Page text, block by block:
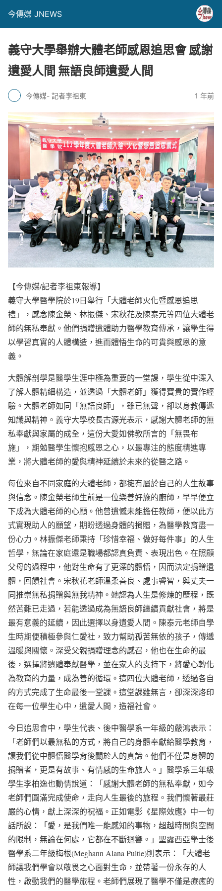
今傳媒 JNEWS
義守大學舉辦大體老師感恩追思會 感謝
遺愛人間 無語良師遺愛人間
今傳媒- 記者李祖東 1 年前
【今傳媒/記者李祖東報導】
義守大學醫學院於19日舉行「大體老師火化暨感恩追思
禮」，感念陳金榮、林振傑、宋秋花及陳泰元等四位大體老
師的無私奉獻。他們捐贈遺體助力醫學教育傳承，讓學生得
以學習真實的人體構造，進而體悟生命的可貴與感恩的意
義。
大體解剖學是醫學生涯中極為重要的一堂課，學生從中深入
了解人體精細構造，並透過「大體老師」獲得寶貴的實作經
驗。大體老師如同「無語良師」，雖已無聲，卻以身教傳遞
知識與精神。義守大學校長古源光表示，感謝大體老師的無
私奉獻與家屬的成全，這份大愛如佛教所言的「無畏布
施」，期勉醫學生懷抱感恩之心，以最專注的態度精進專
業，將大體老師的愛與精神延續於未來的從醫之路。
每位來自不同家庭的大體老師，都擁有屬於自己的人生故事
與信念。陳金榮老師生前是一位樂善好施的廚師，早早便立
下成為大體老師的心願。他曾遺憾未能擔任教師，便以此方
式實現助人的願望，期盼透過身體的捐贈，為醫學教育盡一
份心力。林振傑老師秉持「珍惜幸福、做好每件事」的人生
哲學，無論在家庭還是職場都認真負責、表現出色。在照顧
父母的過程中，他對生命有了更深的體悟，因而決定捐贈遺
體，回饋社會。宋秋花老師溫柔善良、處事睿智，與丈夫一
同推崇無私捐贈與無我精神。她認為人生是修煉的歷程，既
然苦難已走過，若能透過成為無語良師繼續貢獻社會，將是
最有意義的延續，因此選擇以身遺愛人間。陳泰元老師自學
生時期便積極參與仁愛社，致力幫助孤苦無依的孩子，傳遞
溫暖與關懷。深受父親捐贈理念的感召，他也在生命的最
後，選擇將遺體奉獻醫學，並在家人的支持下，將愛心轉化
為教育的力量，成為善的循環。這四位大體老師，透過各自
的方式完成了生命最後一堂課。這堂課雖無言，卻深深烙印
在每一位學生心中，遺愛人間，造福社會。
今日追思會中，學生代表、後中醫學系一年級的嚴鴻表示：
「老師們以最無私的方式，將自己的身體奉獻給醫學教育，
讓我們從中體悟醫學背後關於人的真諦。他們不僅是身體的
捐贈者，更是有故事、有情感的生命旅人。」醫學系三年級
學生李柏逸也動情說道：「感謝大體老師的無私奉獻，如今
老師們圓滿完成使命，走向人生最後的旅程。我們懷著最莊
嚴的心情，獻上深深的祝福。正如電影《星際效應》中一句
話所說：「愛，是我們唯一能感知的事物，超越時間與空間
的限制，無論在何處，它都在不斷迴響。」聖露西亞學士後
醫學系二年級梅根(Meghann Alana Pultie)則表示：「大體老
師讓我們學會以敬畏之心面對生命，並帶著一份永存的人
性，啟動我們的醫學旅程。老師們展現了醫學不僅是療癒的